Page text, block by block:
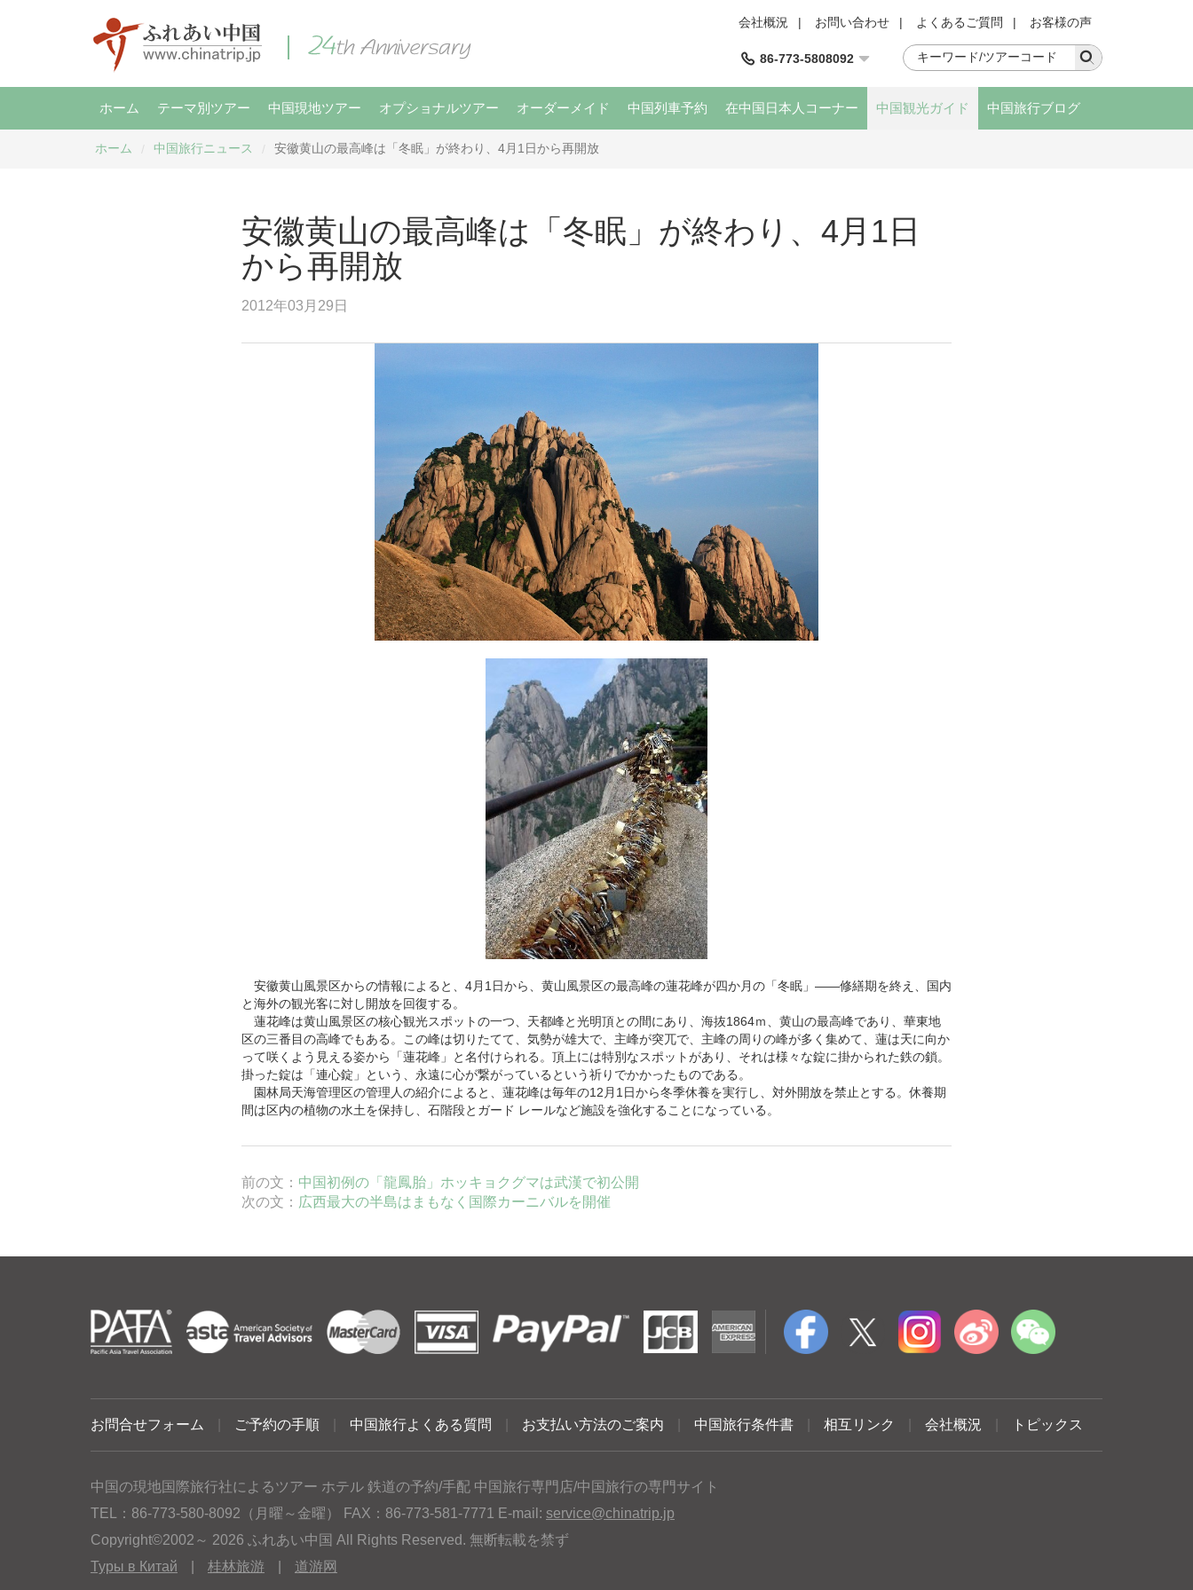
会社概況 | お問い合わせ | よくあるご質問 | お客様の声
86-773-5808092
ホーム テーマ別ツアー 中国現地ツアー オプショナルツアー オーダーメイド 中国列車予約 在中国日本人コーナー 中国観光ガイド 中国旅行ブログ
ホーム 中国旅行ニュース 安徽黄山の最高峰は「冬眠」が終わり、4月1日から再開放
安徽黄山の最高峰は「冬眠」が終わり、4月1日
から再開放
2012年03月29日
安徽黄山 風景区からの情報によると、4月1日から、黄山風景区の最高峰の蓮花峰が四か月の「冬眠」――修繕期を終え、国内
と海外の観光客に対し開放を回復する。
蓮花峰は黄山風景区の核心観光スポットの一つ、天都峰と光明頂との間にあり、海抜1864ｍ、黄山の最高峰であり、華東地
区の三番目の高峰でもある。この峰は切りたてて、気勢が雄大で、主峰が突兀で、主峰の周りの峰が多く集めて、蓮は天に向か
って咲くよう見える姿から「蓮花峰」と名付けられる。頂上には特別なスポットがあり、それは様々な錠に掛かられた鉄の鎖。
掛った錠は「連心錠」という、永遠に心が繋がっているという祈りでかかったものである。
園林局天海管理区の管理人の紹介によると、蓮花峰は毎年の12月1日から冬季休養を実行し、対外開放を禁止とする。休養期
間は区内の植物の水土を保持し、石階段とガード レールなど施設を強化することになっている。
前の文： 中国初例の「龍鳳胎」ホッキョクグマは武漢で初公開
次の文： 広西最大の半島はまもなく国際カーニバルを開催
お問合せフォーム ご予約の手順 中国旅行よくある質問 お支払い方法のご案内 中国旅行条件書 相互リンク 会社概況 トピックス
中国の現地国際旅行社によるツアー ホテル 鉄道の予約/手配 中国旅行専門店/中国旅行の専門サイト
TEL：86-773-580-8092（月曜～金曜） FAX：86-773-581-7771 E-mail: service@chinatrip.jp
Copyright©2002～ 2026 ふれあい中国 All Rights Reserved. 無断転載を禁ず
Туры в Китай
桂林旅游 道游网